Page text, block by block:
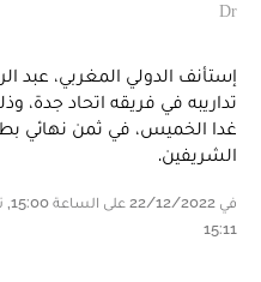
Dr
إستأنف الدولي المغربي، عبد
تداريبه في فريقه اتحاد جدة،
غدا الخميس، في ثمن نهائي
الشريفين.
15:11